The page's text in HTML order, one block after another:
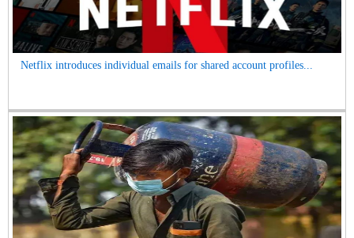
Netflix introduces individual emails for shared account profiles...